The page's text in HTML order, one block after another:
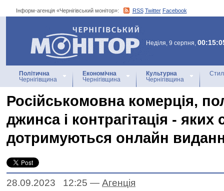
Інформ-агенція «Чернігівський монітор»: RSS Twitter Facebook
Інформ-агенція
«Чернігівський монітор»
Неділя, 9 серпня,
Політична
Чернігівщина
Економічна
Чернігівщина
Культурна
Чернігівщина
Російськомовна комерція,
джинса і контрагітація - яких
дотримуються онлайн
28.09.2023 12:25 — Агенцiя